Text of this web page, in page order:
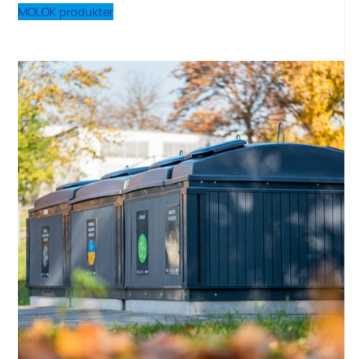
MOLOK produkter